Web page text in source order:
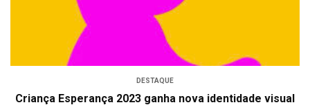
DESTAQUE
Criança Esperança 2023 ganha nova identidade visual